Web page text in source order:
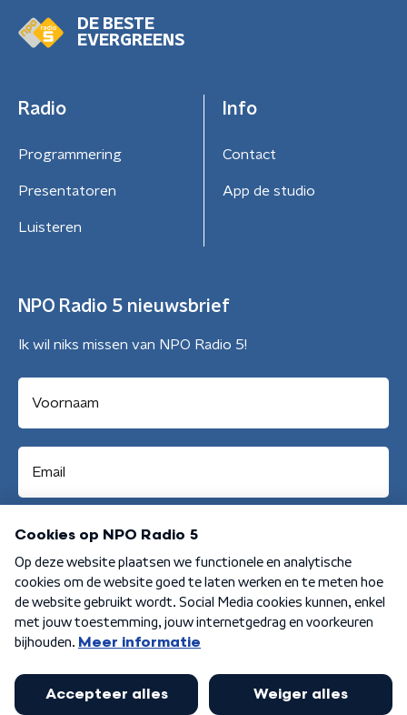
DE BESTE
EVERGREENS
Radio
Programmering
Presentatoren
Luisteren
Info
Contact
App de studio
NPO Radio 5 nieuwsbrief
Ik wil niks missen van NPO Radio 5!
Aanmelden
Algemene voorwaarden Privacybeleid